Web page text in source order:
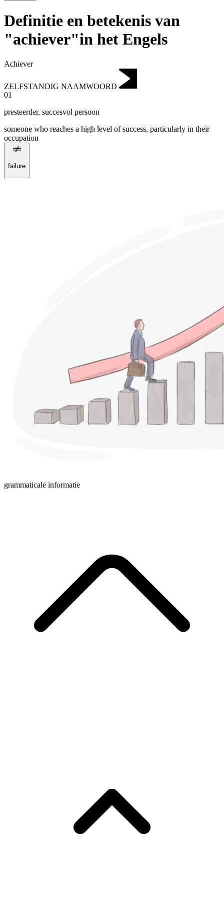
Definitie en betekenis van
"achiever"in het Engels
Achiever
ZELFSTANDIG NAAMWOORD
01
presteerder, succesvol persoon
someone who reaches a high level of success, particularly in their
occupation
failure
grammaticale informatie